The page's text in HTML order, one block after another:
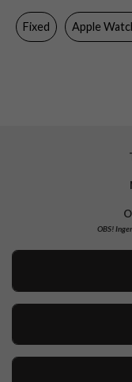
Egenskaper
Färg
Fixed Apple
OBS!